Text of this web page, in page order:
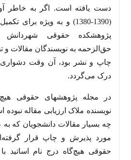
دست یافته است. اگر به خاطر
(1390-1380) و به ویژه
پژوهشکده حقوقی شهردانش
حق‌الزحمه به نویسندگان مقالات و
چاپ و نشر بود، آن وقت
درک می‌گردد.
در مجله پژوهشهای حقوقی
نویسنده ملاک ارزیابی مقاله
چه بسیار مقالات دانشجویان که
مورد پذیرش و چاپ قرار
حقوقی هیچ‌گاه درج نام اساتید